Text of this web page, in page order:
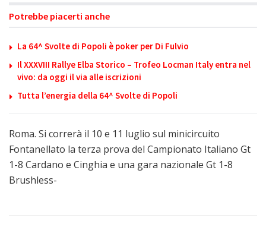
Potrebbe piacerti anche
La 64^ Svolte di Popoli è poker per Di Fulvio
Il XXXVIII Rallye Elba Storico – Trofeo Locman Italy entra nel
vivo: da oggi il via alle iscrizioni
Tutta l’energia della 64^ Svolte di Popoli
Roma. Si correrà il 10 e 11 luglio sul minicircuito
Fontanellato la terza prova del Campionato Italiano Gt
1-8 Cardano e Cinghia e una gara nazionale Gt 1-8
Brushless-